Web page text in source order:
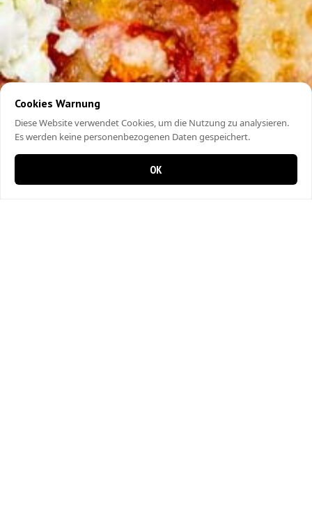
Cookies Warnung
Diese Website verwendet Cookies, um die Nutzung zu analysieren.
Es werden keine personenbezogenen Daten gespeichert.
OK